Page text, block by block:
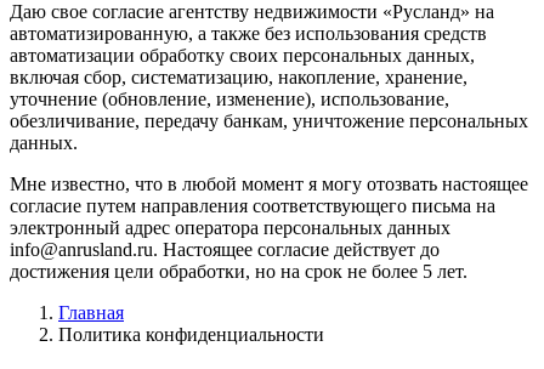
Даю свое согласие агентству недвижимости «Русланд» на
автоматизированную, а также без использования средств
автоматизации обработку своих персональных данных,
включая сбор, систематизацию, накопление, хранение,
уточнение (обновление, изменение), использование,
обезличивание, передачу банкам, уничтожение персональных
данных.
Мне известно, что в любой момент я могу отозвать настоящее
согласие путем направления соответствующего письма на
электронный адрес оператора персональных данных
info@anrusland.ru. Настоящее согласие действует до
достижения цели обработки, но на срок не более 5 лет.
Главная
Политика конфиденциальности